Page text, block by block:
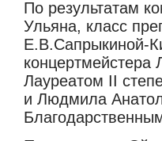
По результатам
Ульяна, класс
Е.В.Сапрыкиной-
концертмейстера
Лауреатом II
и Людмила